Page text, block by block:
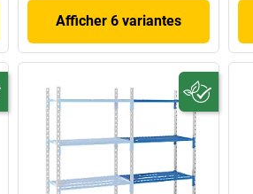
Afficher 6 variantes